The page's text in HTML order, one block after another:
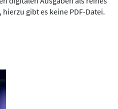
gibt es keine PDF-Datei.